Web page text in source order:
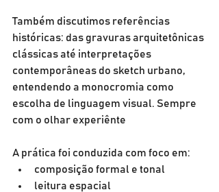
Também discutimos referências
históricas: das gravuras arquitetônicas
clássicas até interpretações
contemporâneas do sketch urbano,
entendendo a monocromia como
escolha de linguagem visual. Sempre
com o olhar experiênte
A prática foi conduzida com foco em:
composição formal e tonal
leitura espacial